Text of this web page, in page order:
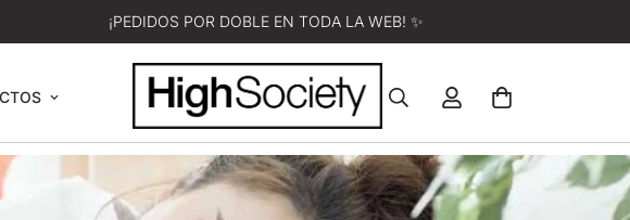
¡PEDIDOS POR DOBLE EN TODA LA WEB! ✨